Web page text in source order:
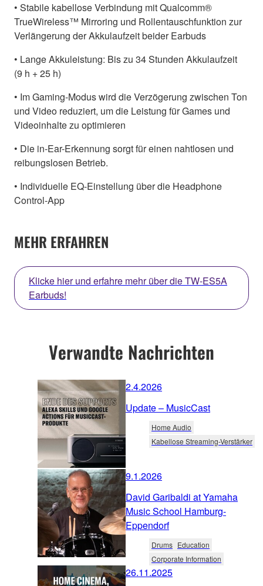
• Stabile kabellose Verbindung mit Qualcomm®
TrueWireless™ Mirroring und Rollentauschfunktion zur
Verlängerung der Akkulaufzeit beider Earbuds
• Lange Akkuleistung: Bis zu 34 Stunden Akkulaufzeit
(9 h + 25 h)
• Im Gaming-Modus wird die Verzögerung zwischen Ton
und Video reduziert, um die Leistung für Games und
Videoinhalte zu optimieren
• Die in-Ear-Erkennung sorgt für einen nahtlosen und
reibungslosen Betrieb.
• Individuelle EQ-Einstellung über die Headphone
Control-App
MEHR ERFAHREN
Klicke hier und erfahre mehr über die TW-ES5A
Earbuds!
Verwandte Nachrichten
2.4.2026
Update – MusicCast
Home Audio
Kabellose Streaming-Verstärker
9.1.2026
David Garibaldi at Yamaha
Music School Hamburg-
Eppendorf
Drums Education
Corporate Information
26.11.2025